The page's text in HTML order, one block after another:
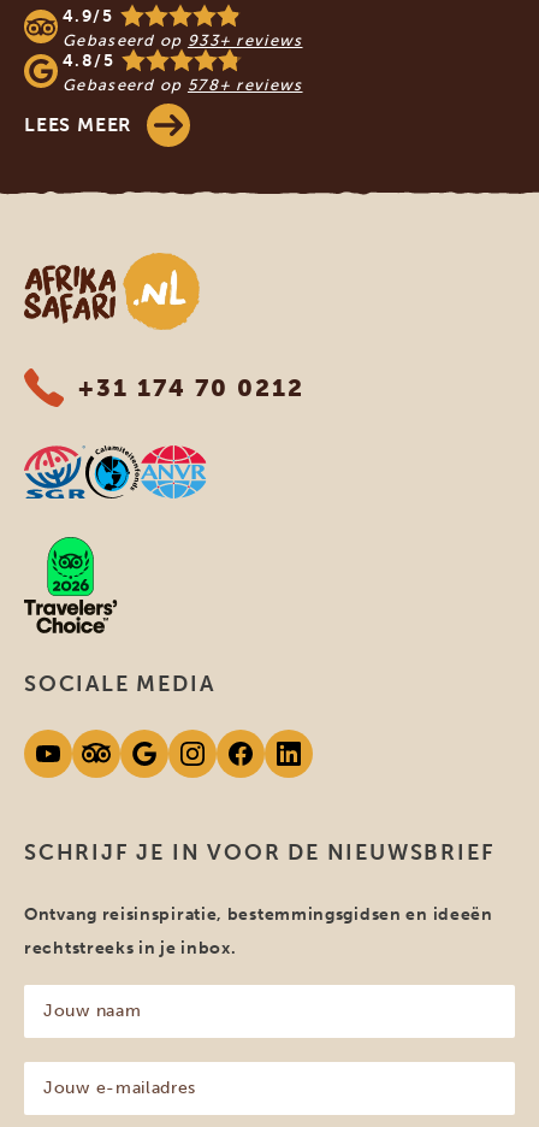
4.9/5
Gebaseerd op 933+ reviews
4.8/5
Gebaseerd op 578+ reviews
LEES MEER
Afrika safari
+31 174 70 0212
SCHRIJF JE IN VOOR DE NIEUWSBRIEF
Ontvang reisinspiratie, bestemmingsgidsen en ideeën
rechtstreeks in je inbox.
naam
(Vereist)
mailadres
SOCIALE MEDIA